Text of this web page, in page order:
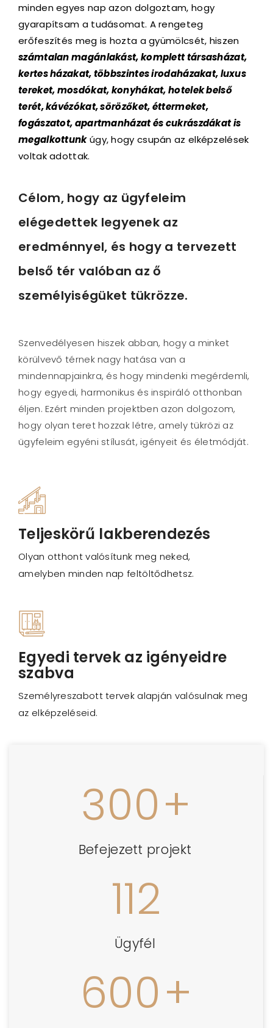
minden egyes nap azon dolgoztam, hogy
gyarapítsam a tudásomat. A rengeteg
erőfeszítés meg is hozta a gyümölcsét, hiszen
számtalanmagánlakást, komplett társasházat,
kertes házakat, többszintes irodaházakat, luxus
tereket, mosdókat, konyhákat, hotelek belső
terét, kávézókat, sörözőket, éttermeket,
fogászatot, apartmanházat és cukrászdákatis
megalkottunkúgy, hogy csupán az elképzelések
voltak adottak.
Célom, hogy az ügyfeleim
elégedettek legyenek az
eredménnyel, és hogy a tervezett
belső tér valóban az ő
személyiségüket tükrözze.
Szenvedélyesen hiszek abban, hogy a minket
körülvevő térnek nagy hatása van a
mindennapjainkra, és hogy mindenki megérdemli,
hogy egyedi, harmonikus és inspiráló otthonban
éljen. Ezért minden projektben azon dolgozom,
hogy olyan teret hozzak létre, amely tükrözi az
ügyfeleim egyéni stílusát, igényeit és életmódját.
Teljeskörű lakberendezés
Olyan otthont valósítunk meg neked,
amelyben minden nap feltöltődhetsz.
Egyedi tervek az igényeidre
szabva
Személyreszabott tervek alapján valósulnak meg
az elképzeléseid.
300+
Befejezett projekt
112
Ügyfél
600+